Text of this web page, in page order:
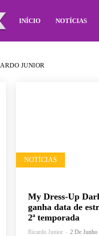
INÍCIO NOTÍCIAS
JUNIOR
NOTÍCIAS
My Dress-Up
ganha data de
2ª temporada
Ricardo Junior - 2 De